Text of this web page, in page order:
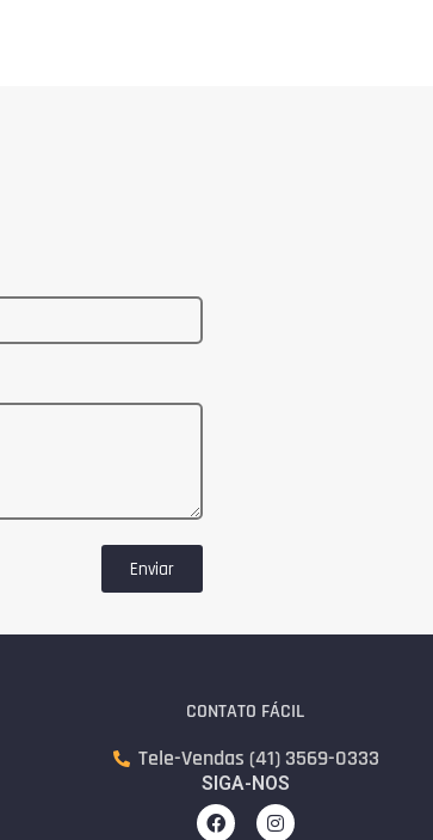
Enviar
CONTATO FÁCIL
Tele-Vendas (41) 3569-0333
SIGA-NOS